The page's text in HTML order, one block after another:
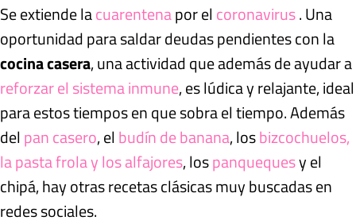
Se extiende lacuarentenapor el coronavirus. Una
oportunidad para saldar deudas pendientes con la
cocina casera, una actividad que además de ayudar a
reforzar el sistema inmune, es lúdica y relajante, ideal
para estos tiempos en que sobra el tiempo. Además
del pan casero, el budín de banana, losbizcochuelos,
la pasta frola y los alfajores, lospanquequesy el
chipá, hay otras recetas clásicas muy buscadas en
redes sociales.